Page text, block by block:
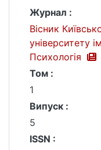
Журнал :
Вісник
університету
Психологія
Том :
1
Випуск :
5
ISSN :